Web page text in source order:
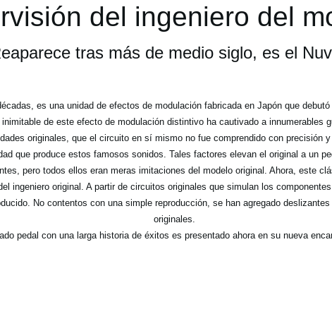
del ingeniero del
tras más de medio siglo, es el
es una unidad de efectos de modulación fabricada en Japón que
de este efecto de modulación distintivo ha cautivado a innumerables
originales, que el circuito en sí mismo no fue comprendido con precisión
que produce estos famosos sonidos. Tales factores elevan el original a un
pero todos ellos eran meras imitaciones del modelo original. Ahora, este
ingeniero original. A partir de circuitos originales que simulan los
No contentos con una simple reproducción, se han agregado
originales.
pedal con una larga historia de éxitos es presentado ahora en su nueva